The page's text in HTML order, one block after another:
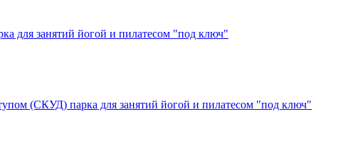
для занятий йогой и пилатесом "под ключ"
(СКУД) парка для занятий йогой и пилатесом "под ключ"